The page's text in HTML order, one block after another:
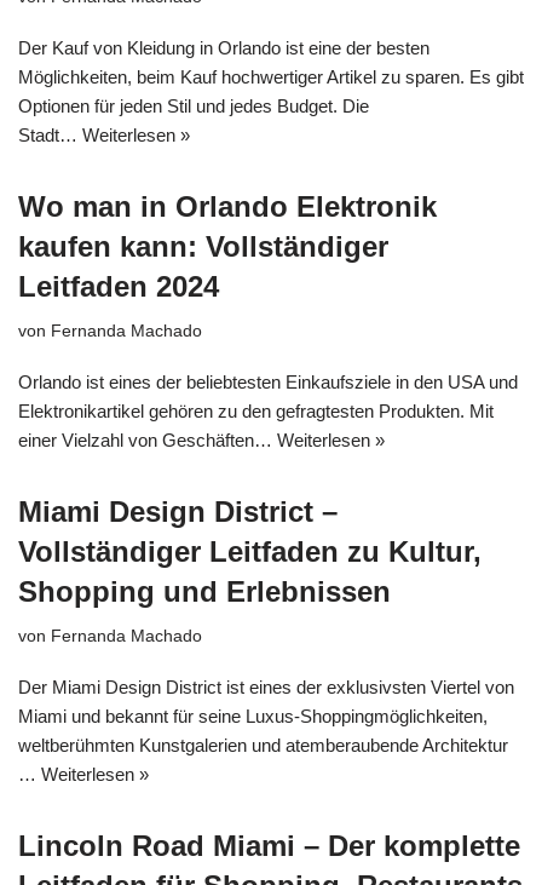
Der Kauf von Kleidung in Orlando ist eine der besten
Möglichkeiten, beim Kauf hochwertiger Artikel zu sparen. Es gibt
Optionen für jeden Stil und jedes Budget. Die
Stadt… Weiterlesen »
Wo man in Orlando Elektronik
kaufen kann: Vollständiger
Leitfaden 2024
von Fernanda Machado
Orlando ist eines der beliebtesten Einkaufsziele in den USA und
Elektronikartikel gehören zu den gefragtesten Produkten. Mit
einer Vielzahl von Geschäften… Weiterlesen »
Miami Design District –
Vollständiger Leitfaden zu Kultur,
Shopping und Erlebnissen
von Fernanda Machado
Der Miami Design District ist eines der exklusivsten Viertel von
Miami und bekannt für seine Luxus-Shoppingmöglichkeiten,
weltberühmten Kunstgalerien und atemberaubende Architektur
… Weiterlesen »
Lincoln Road Miami – Der komplette